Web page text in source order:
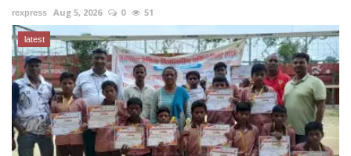
rexpress Aug 5, 2026 0 51
latest